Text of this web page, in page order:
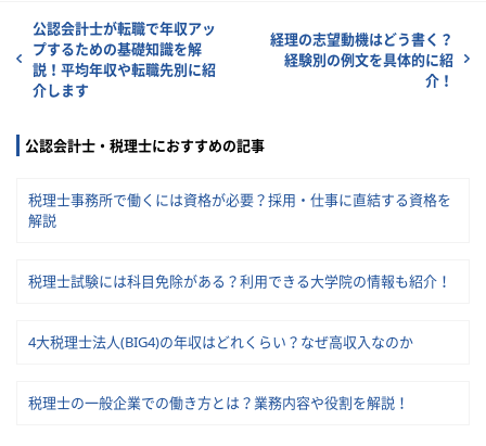
公認会計士が転職で年収アッ
プするための基礎知識を解
説！平均年収や転職先別に紹
介します
経理の志望動機はどう書く？
経験別の例文を具体的に紹
介！
公認会計士・税理士におすすめの記事
税理士事務所で働くには資格が必要？採用・仕事に直結する資格を
解説
税理士試験には科目免除がある？利用できる大学院の情報も紹介！
4大税理士法人(BIG4)の年収はどれくらい？なぜ高収入なのか
税理士の一般企業での働き方とは？業務内容や役割を解説！